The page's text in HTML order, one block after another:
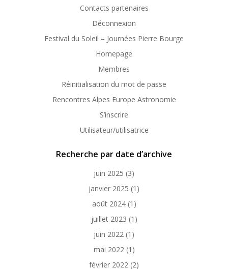
Contacts partenaires
Déconnexion
Festival du Soleil – Journées Pierre Bourge
Homepage
Membres
Réinitialisation du mot de passe
Rencontres Alpes Europe Astronomie
S’inscrire
Utilisateur/utilisatrice
Recherche par date d’archive
juin 2025 (3)
janvier 2025 (1)
août 2024(1)
juillet 2023 (1)
juin 2022 (1)
mai 2022(1)
février 2022 (2)